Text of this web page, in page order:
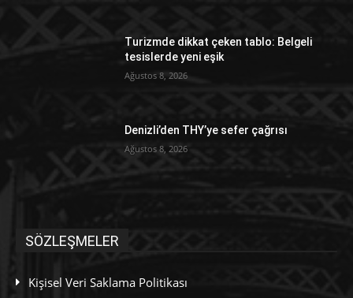
Turizmde dikkat çeken tablo: Belgeli
tesislerde yeni eşik
Ağustos 8, 2026
Denizli’den THY’ye sefer çağrısı
Ağustos 8, 2026
SÖZLEŞMELER
Kişisel Veri Saklama Politikası